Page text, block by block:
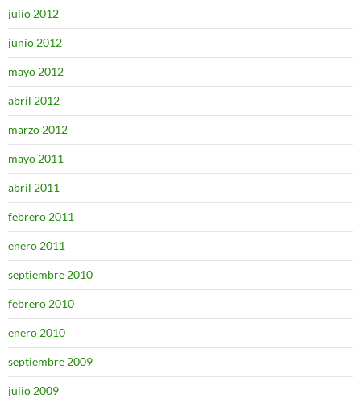
julio 2012
junio 2012
mayo 2012
abril 2012
marzo 2012
mayo 2011
abril 2011
febrero 2011
enero 2011
septiembre 2010
febrero 2010
enero 2010
septiembre 2009
julio 2009